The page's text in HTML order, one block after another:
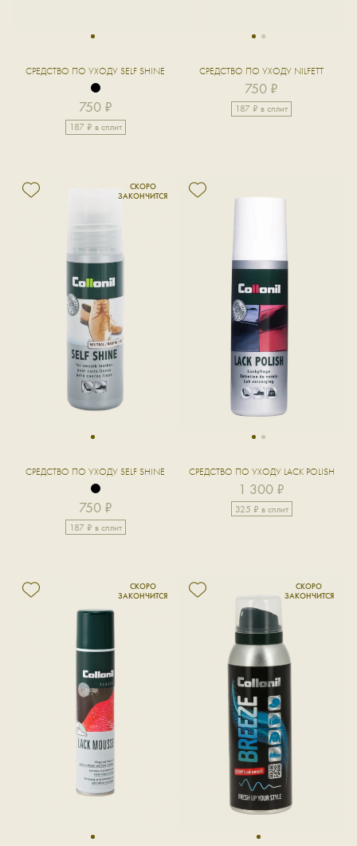
1
СРЕДСТВО ПО УХОДУ SELF SHINE
750 ₽
187 ₽ в сплит
1 2
СРЕДСТВО ПО УХОДУ NILFETT
750 ₽
187 ₽ в сплит
1
СРЕДСТВО ПО УХОДУ SELF SHINE
750 ₽
187 ₽ в сплит
1 2
СРЕДСТВО ПО УХОДУ LACK POLISH
1 300 ₽
325 ₽ в сплит
1 1